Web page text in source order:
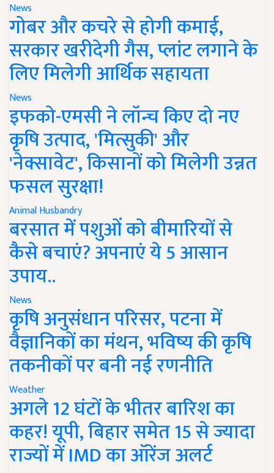
News
गोबर और कचरे से होगी कमाई,
सरकार खरीदेगी गैस, प्लांट लगाने के
लिए मिलेगी आर्थिक सहायता
News
इफको-एमसी ने लॉन्च किए दो नए
कृषि उत्पाद, 'मित्सुकी' और
'नेक्सावेट', किसानों को मिलेगी उन्नत
फसल सुरक्षा!
Animal Husbandry
बरसात में पशुओं को बीमारियों से
कैसे बचाएं? अपनाएं ये 5 आसान
उपाय..
News
कृषि अनुसंधान परिसर, पटना में
वैज्ञानिकों का मंथन, भविष्य की कृषि
तकनीकों पर बनी नई रणनीति
Weather
अगले 12 घंटों के भीतर बारिश का
कहर! यूपी, बिहार समेत 15 से ज्यादा
राज्यों में IMD का ऑरेंज अलर्ट